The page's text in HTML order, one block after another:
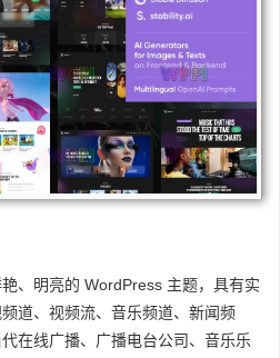
、明亮的 WordPress 主题，具有实
道、视频流、音乐频道、新闻频
在线广播、广播电台公司、音乐乐